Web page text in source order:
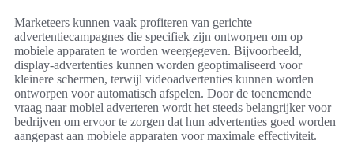
Marketeers kunnen vaak profiteren van gerichte
advertentiecampagnes die specifiek zijn ontworpen om op
mobiele apparaten te worden weergegeven. Bijvoorbeeld,
display-advertenties kunnen worden geoptimaliseerd voor
kleinere schermen, terwijl videoadvertenties kunnen worden
ontworpen voor automatisch afspelen. Door de toenemende
vraag naar mobiel adverteren wordt het steeds belangrijker voor
bedrijven om ervoor te zorgen dat hun advertenties goed worden
aangepast aan mobiele apparaten voor maximale effectiviteit.